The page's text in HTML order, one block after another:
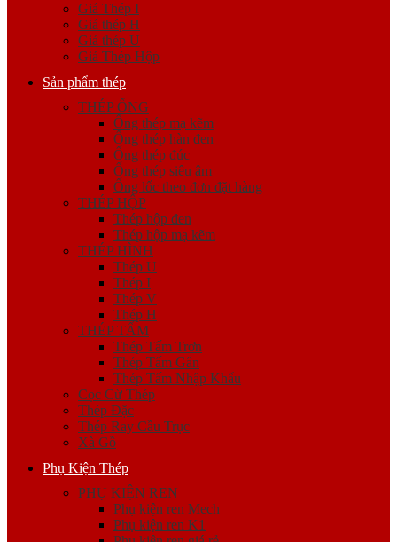
Giá Thép I
Giá thép H
Giá thép U
Giá Thép Hộp
Sản phẩm thép
THÉP ỐNG
Ống thép mạ kẽm
Ống thép hàn đen
Ống thép đúc
Ống thép siêu âm
Ống lốc theo đơn đặt hàng
THÉP HỘP
Thép hộp đen
Thép hộp mạ kẽm
THÉP HÌNH
Thép U
Thép I
Thép V
Thép H
THÉP TẤM
Thép Tấm Trơn
Thép Tấm Gân
Thép Tấm Nhập Khẩu
Cọc Cừ Thép
Thép Đặc
Thép Ray Cầu Trục
Xà Gồ
Phụ Kiện Thép
PHỤ KIỆN REN
Phụ kiện ren Mech
Phụ kiện ren K1